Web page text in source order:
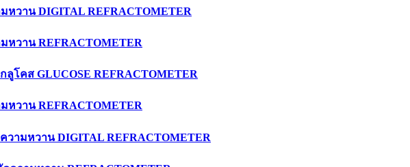
มหวาน DIGITAL REFRACTOMETER
มหวาน REFRACTOMETER
ลูโคส GLUCOSE REFRACTOMETER
มหวาน REFRACTOMETER
วามหวาน DIGITAL REFRACTOMETER